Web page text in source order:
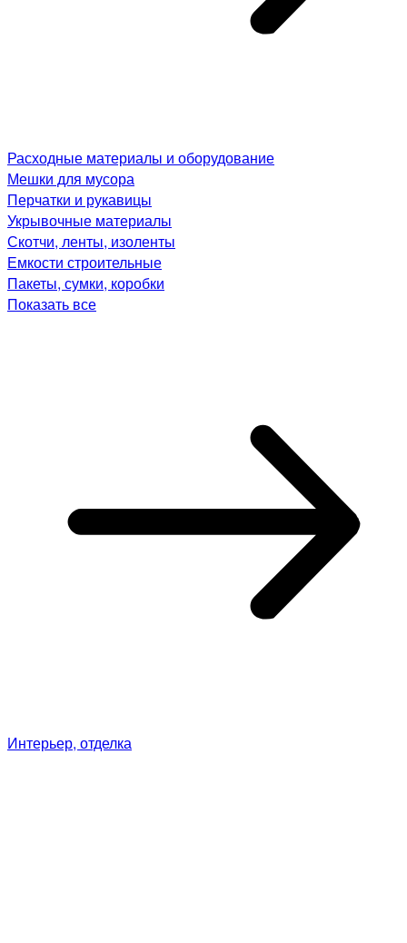
Расходные материалы и оборудование
Мешки для мусора
Перчатки и рукавицы
Укрывочные материалы
Скотчи, ленты, изоленты
Емкости строительные
Пакеты, сумки, коробки
Показать все
Интерьер, отделка